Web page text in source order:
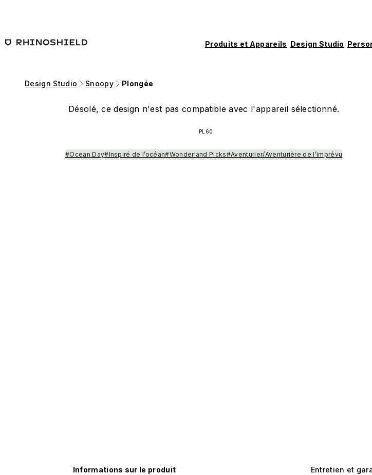
Produits et Appareils Design Studio
Design Studio Snoopy Plongée
Désolé, ce design n'est pas compatible avec l'appareil sélectionné.
PL60
#Ocean Day#Inspiré de l’océan#Wonderland Picks#Aventurier/Aventurière de l’imprévu
Informations sur le produit Entretien et